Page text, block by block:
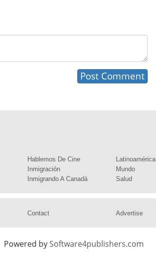
Hablemos De Cine
Inmigración
Inmigrando A Canadá
Latinoamérica
Mundo
Salud
Contact Advertise
Powered by Software4publishers.com